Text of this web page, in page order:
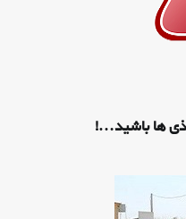
ها باشید…!